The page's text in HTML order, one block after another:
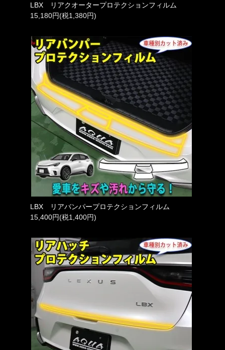
LBX リアクオータープロテクションフィルム
15,180円(税1,380円)
LBX リアバンパープロテクションフィルム
15,400円(税1,400円)